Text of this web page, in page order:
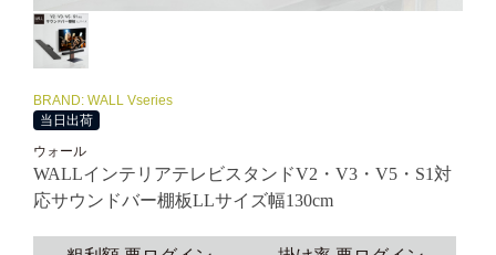
BRAND: WALL Vseries
当日出荷
ウォール
WALLインテリアテレビスタンドV2・V3・V5・S1対
応サウンドバー棚板LLサイズ幅130cm